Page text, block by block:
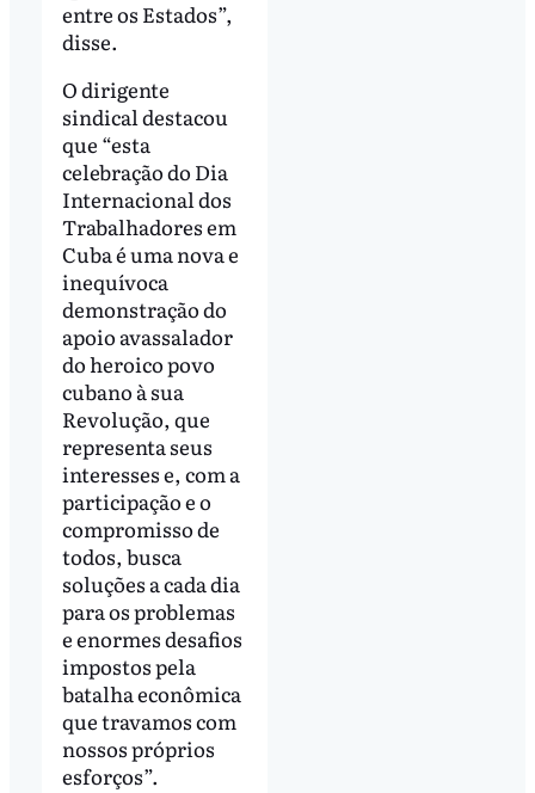
entre os Estados”,
disse.
O dirigente
sindical destacou
que “esta
celebração do Dia
Internacional dos
Trabalhadores em
Cuba é uma nova e
inequívoca
demonstração do
apoio avassalador
do heroico povo
cubano à sua
Revolução, que
representa seus
interesses e, com a
participação e o
compromisso de
todos, busca
soluções a cada dia
para os problemas
e enormes desafios
impostos pela
batalha econômica
que travamos com
nossos próprios
esforços”.